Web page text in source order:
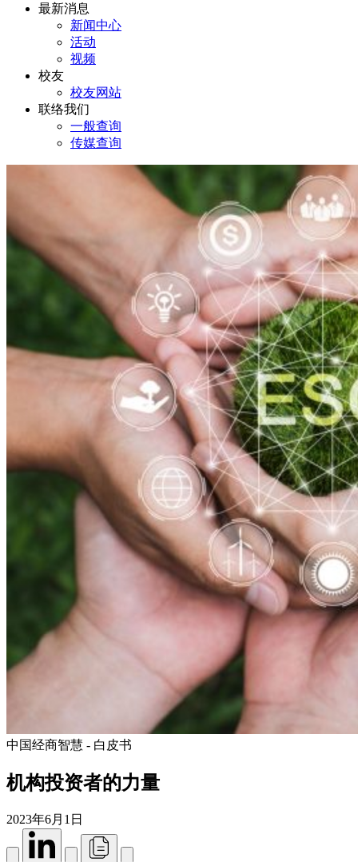
最新消息
新闻中心
活动
视频
校友
校友网站
联络我们
一般查询
传媒查询
中国经商智慧 - 白皮书
机构投资者的力量
2023年6月1日